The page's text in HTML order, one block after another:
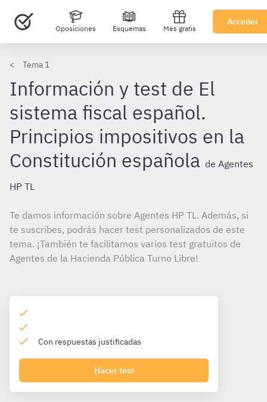
Oposiciones Esquemas Mes gratis
Acceder
Tema 1
Información y test de El
sistema fiscal español.
Principios impositivos en la
Constitución española de Agentes
HP TL
Te damos información sobre Agentes HP TL. Además, si
te suscribes, podrás hacer test personalizados de este
tema. ¡También te facilitamos varios test gratuitos de
Agentes de la Hacienda Pública Turno Libre!
Con respuestas justificadas
Hacer test